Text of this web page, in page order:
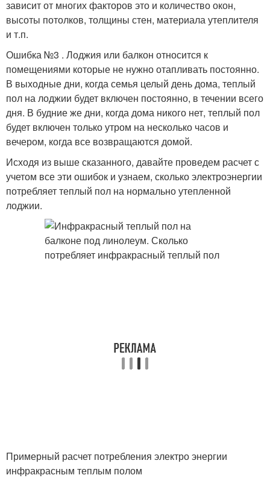
зависит от многих факторов это и количество окон,
высоты потолков, толщины стен, материала утеплителя
и т.п.
Ошибка №3 . Лоджия или балкон относится к
помещениями которые не нужно отапливать постоянно.
В выходные дни, когда семья целый день дома, теплый
пол на лоджии будет включен постоянно, в течении всего
дня. В будние же дни, когда дома никого нет, теплый пол
будет включен только утром на несколько часов и
вечером, когда все возвращаются домой.
Исходя из выше сказанного, давайте проведем расчет с
учетом все эти ошибок и узнаем, сколько электроэнергии
потребляет теплый пол на нормально утепленной
лоджии.
Примерный расчет потребления электро энергии
инфракрасным теплым полом